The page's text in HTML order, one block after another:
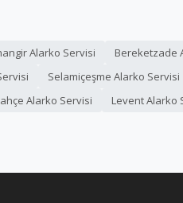
Alarko Servisi Bereketzade
Selamiçeşme Alarko Servisi
Alarko Servisi Levent Alarko